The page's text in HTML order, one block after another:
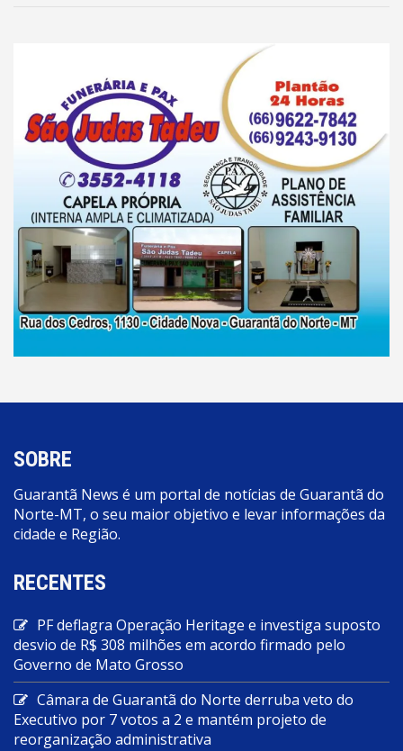
SOBRE
Guarantã News é um portal de notícias de Guarantã do
Norte-MT, o seu maior objetivo e levar informações da
cidade e Região.
RECENTES
PF deflagra Operação Heritage e investiga suposto
desvio de R$ 308 milhões em acordo firmado pelo
Governo de Mato Grosso
Câmara de Guarantã do Norte derruba veto do
Executivo por 7 votos a 2 e mantém projeto de
reorganização administrativa